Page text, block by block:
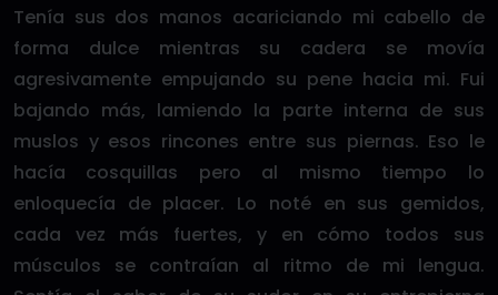
Tenía sus dos manos acariciando mi cabello de
forma dulce mientras su cadera se movía
agresivamente empujando su pene hacia mi. Fui
bajando más, lamiendo la parte interna de sus
muslos y esos rincones entre sus piernas. Eso le
hacía cosquillas pero al mismo tiempo lo
enloquecía de placer. Lo noté en sus gemidos,
cada vez más fuertes, y en cómo todos sus
músculos se contraían al ritmo de mi lengua.